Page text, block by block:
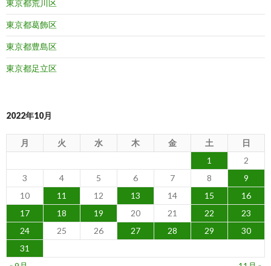
東京都荒川区
東京都葛飾区
東京都豊島区
東京都足立区
2022年10月
月 火 水 木 金 土
日
1
2
3
4 5 6 7 8
9
10
11 12 13 14 15
16
17
18 19 20 21 22
23
24
25 26 27 28 29
30
31